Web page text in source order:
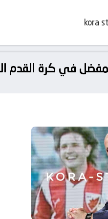
kora
في كرة القدم الصربية